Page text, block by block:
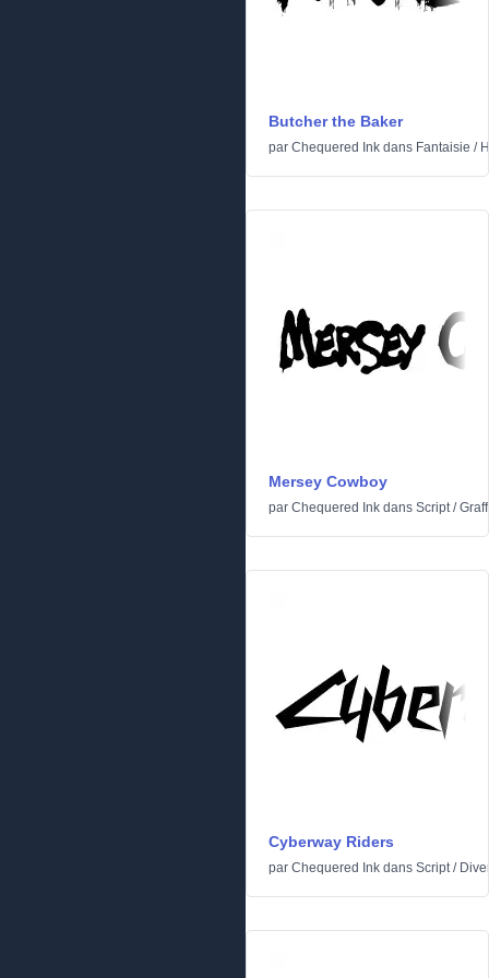
Butcher the Baker
par Chequered Ink dans Fantaisie /
Mersey Cowboy
par Chequered Ink dans Script/
Cyberway Riders
par Chequered Ink dans Script/